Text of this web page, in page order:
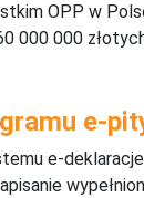
OPP w
000 000
e-
e-